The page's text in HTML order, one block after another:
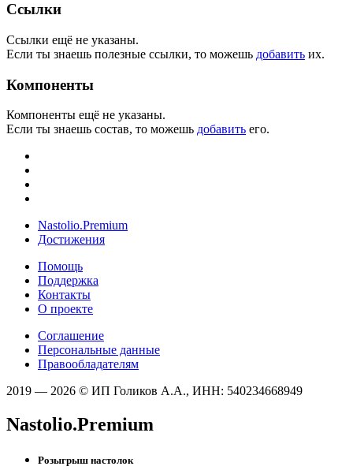
Ссылки
Ссылки ещё не указаны.
Если ты знаешь полезные ссылки, то можешь добавить их.
Компоненты
Компоненты ещё не указаны.
Если ты знаешь состав, то можешь добавить его.
Nastolio.Premium
Достижения
Помощь
Поддержка
Контакты
О проекте
Соглашение
Персональные данные
Правообладателям
2019 — 2026 © ИП Голиков А.А., ИНН: 540234668949
Nastolio.Premium
Розыгрыш настолок